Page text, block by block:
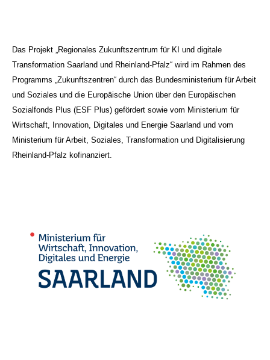
Das Projekt „Regionales Zukunftszentrum für KI und digitale
Transformation Saarland und Rheinland-Pfalz“ wird im Rahmen des
Programms „Zukunftszentren“ durch das Bundesministerium für Arbeit
und Soziales und die Europäische Union über den Europäischen
Sozialfonds Plus (ESF Plus) gefördert sowie vom Ministerium für
Wirtschaft, Innovation, Digitales und Energie Saarland und vom
Ministerium für Arbeit, Soziales, Transformation und Digitalisierung
Rheinland-Pfalz kofinanziert.